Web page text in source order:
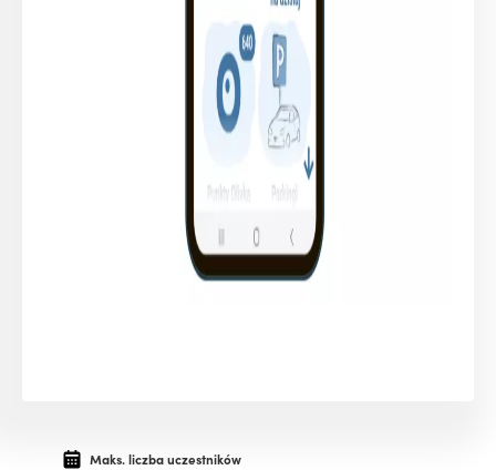
Maks. liczba uczestników